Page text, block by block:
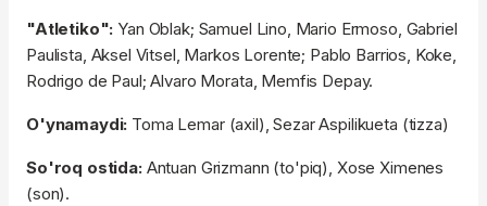
"Atletiko": Yan Oblak; Samuel Lino, Mario Ermoso, Gabriel
Paulista, Aksel Vitsel, Markos Lorente; Pablo Barrios, Koke,
Rodrigo de Paul; Alvaro Morata, Memfis Depay.
O'ynamaydi: Toma Lemar (axil), Sezar Aspilikueta (tizza)
So'roq ostida:Antuan Grizmann (to'piq), Xose Ximenes
(son).